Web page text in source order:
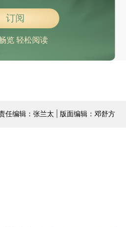
订阅
览 轻松阅读
任编辑：张兰太 | 版面编辑：邓舒方